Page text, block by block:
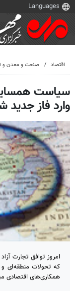
اقتصاد صنعت و معدن و
سیاست
وارد فاز جدید
امروز توافق تجارت
که تحولات منطقه‌ای
همکاری‌های اقتصادی